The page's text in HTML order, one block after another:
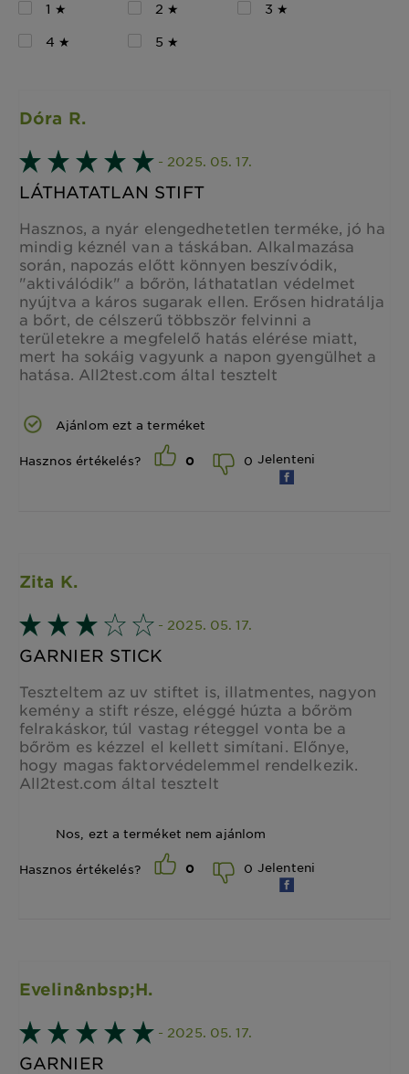
1 ★ 2 ★
3 ★
4 ★
5 ★
Dóra R.
- 2025. 05. 17.
LÁTHATATLAN STIFT
Hasznos, a nyár elengedhetetlen terméke, jó ha
mindig kéznél van a táskában. Alkalmazása
során, napozás előtt könnyen beszívódik,
"aktiválódik" a bőrön, láthatatlan védelmet
nyújtva a káros sugarak ellen. Erősen hidratálja
a bőrt, de célszerű többször felvinni a
területekre a megfelelő hatás elérése miatt,
mert ha sokáig vagyunk a napon gyengülhet a
hatása. All2test.com által tesztelt
Ajánlom ezt a terméket
Hasznos értékelés? 0 0 Jelenteni
Zita K.
- 2025. 05. 17.
GARNIER STICK
Teszteltem az uv stiftet is, illatmentes, nagyon
kemény a stift része, eléggé húzta a bőröm
felrakáskor, túl vastag réteggel vonta be a
bőröm es kézzel el kellett simítani. Előnye,
hogy magas faktorvédelemmel rendelkezik.
All2test.com által tesztelt
Nos, ezt a terméket nem ajánlom
Hasznos értékelés? 0 0 Jelenteni
Evelin&nbsp;H.
- 2025. 05. 17.
GARNIER